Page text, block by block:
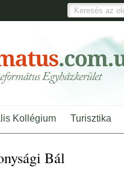
Kollégium Turisztika
Bál